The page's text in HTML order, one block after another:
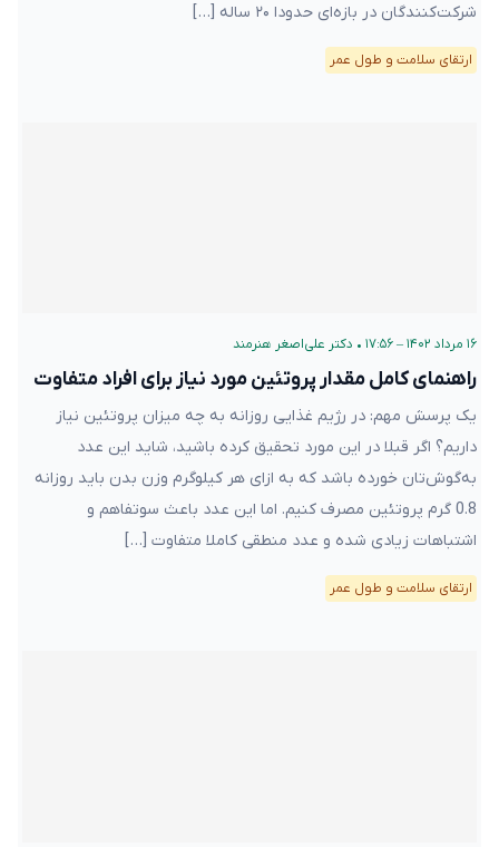
شرکت‌کنندگان در بازه‌ای حدودا ۲۰ ساله […]
ارتقای سلامت و طول عمر
۱۶ مرداد ۱۴۰۲ – ۱۷:۵۶ • دکتر علی‌اصغر هنرمند
راهنمای کامل مقدار پروتئین مورد نیاز برای افراد متفاوت
یک پرسش مهم: در رژیم غذایی‌ روزانه به چه میزان پروتئین نیاز
داریم؟ اگر قبلا در این مورد تحقیق کرده ‌باشید، شاید این عدد
به‌گوش‌تان خورده باشد که به ازای هر کیلوگرم وزن بدن باید روزانه
0.8 گرم پروتئین مصرف کنیم. اما این عدد باعث سوتفاهم و
اشتباهات زیادی شده و عدد منطقی کاملا متفاوت […]
ارتقای سلامت و طول عمر